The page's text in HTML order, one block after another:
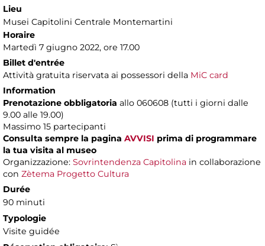
Lieu
Musei Capitolini Centrale Montemartini
Horaire
Martedì 7 giugno 2022, ore 17.00
Billet d'entrée
Attività gratuita riservata ai possessori della MiC card
Information
Prenotazione obbligatoria allo 060608 (tutti i giorni dalle
9.00 alle 19.00)
Massimo 15 partecipanti
Consulta sempre la pagina AVVISI prima di programmare
la tua visita al museo
Organizzazione: Sovrintendenza Capitolina in collaborazione
con Zètema Progetto Cultura
Durée
90 minuti
Typologie
Visite guidée